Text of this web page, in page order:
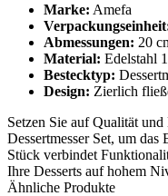
Marke: Amefa
Abmessungen: 20
Material: Edelstahl
Bestecktyp:
Design: Zierlich
Setzen Sie auf Qualität
Dessertmesser Set, um das
Stück verbindet
Ihre Desserts auf hohem
Ähnliche Produkte